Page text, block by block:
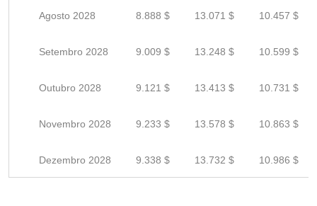
Agosto 2028 8.888 $ 13.071 $ 10.457 $
Setembro 2028 9.009 $ 13.248 $ 10.599 $
Outubro 2028 9.121 $ 13.413 $ 10.731 $
Novembro 2028 9.233 $ 13.578 $ 10.863 $
Dezembro 2028 9.338 $ 13.732 $ 10.986 $